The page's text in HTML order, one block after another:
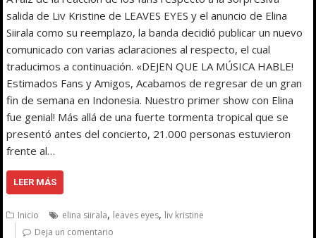
salida de Liv Kristine de LEAVES EYES y el anuncio de Elina
Siirala como su reemplazo, la banda decidió publicar un nuevo
comunicado con varias aclaraciones al respecto, el cual
traducimos a continuación. «DEJEN QUE LA MÚSICA HABLE!
Estimados Fans y Amigos, Acabamos de regresar de un gran
fin de semana en Indonesia. Nuestro primer show con Elina
fue genial! Más allá de una fuerte tormenta tropical que se
presentó antes del concierto, 21.000 personas estuvieron
frente al…
LEER MÁS
Inicio elina siirala, leaves eyes, liv kristine
Deja un comentario